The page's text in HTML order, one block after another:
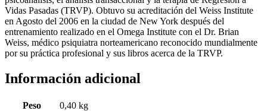
Vidas Pasadas (TRVP). Obtuvo su acreditación del Weiss Institute
en Agosto del 2006 en la ciudad de New York después del
entrenamiento realizado en el Omega Institute con el Dr. Brian
Weiss, médico psiquiatra norteamericano reconocido mundialmente
por su práctica profesional y sus libros acerca de la TRVP.
Información adicional
Peso
0,40 kg